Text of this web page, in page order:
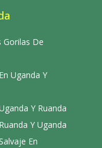
De
Uganda Y
Y Ruanda
Y Uganda
En